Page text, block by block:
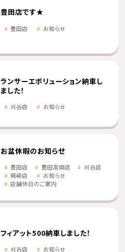
豊田店です★
豊田店 お知らせ
ランサーエボリューション納車し
ました！
刈谷店 お知らせ
お盆休暇のお知らせ
豊田店 豊田高岡店
刈谷店
岡崎店
お知らせ
店舗休日のご案内
フィアット500納車しました！
刈谷店 お知らせ